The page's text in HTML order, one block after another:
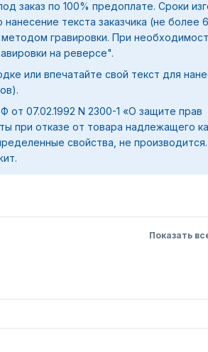
заказ по 100% предоплате. Сроки
текста заказчика (не более
гравировки. При
на реверсе".
или впечатайте свой текст для
от 07.02.1992 N 2300-1 «О защите прав
при отказе от товара надлежащего
свойства, не
Показать